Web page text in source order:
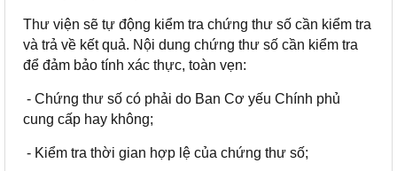
Thư viện sẽ tự động kiểm tra chứng thư số cần kiểm tra
và trả về kết quả. Nội dung chứng thư số cần kiểm tra
để đảm bảo tính xác thực, toàn vẹn:
- Chứng thư số có phải do Ban Cơ yếu Chính phủ
cung cấp hay không;
- Kiểm tra thời gian hợp lệ của chứng thư số;